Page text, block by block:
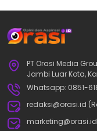
PT Orasi Media
Jambi Luar Kota,
Whatsapp: 0851-
redaksi@orasi.id